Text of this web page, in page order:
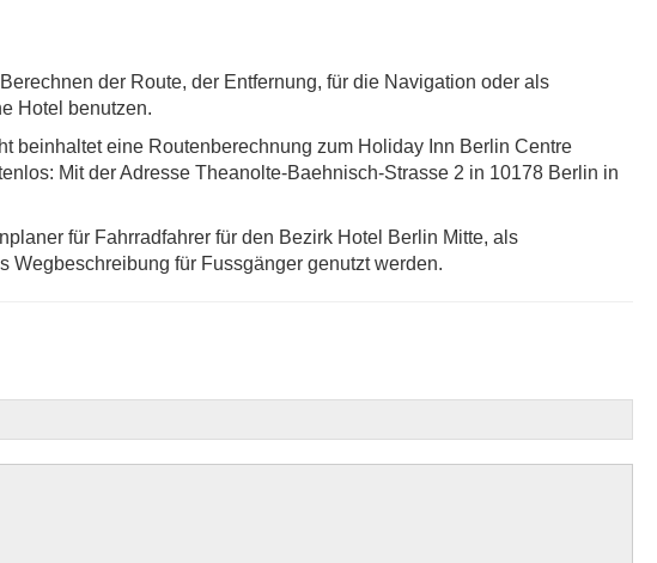
der Route, der Entfernung, für die Navigation oder als
Hotel benutzen.
beinhaltet eine Routenberechnung zum Holiday Inn Berlin Centre
Mit der Adresse Theanolte-Baehnisch-Strasse 2 in 10178 Berlin in
für Fahrradfahrer für den Bezirk Hotel Berlin Mitte, als
Wegbeschreibung für Fussgänger genutzt werden.